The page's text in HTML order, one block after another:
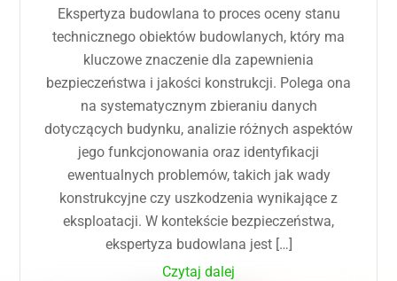
Ekspertyza budowlana to proces oceny stanu
technicznego obiektów budowlanych, który ma
kluczowe znaczenie dla zapewnienia
bezpieczeństwa i jakości konstrukcji. Polega ona
na systematycznym zbieraniu danych
dotyczących budynku, analizie różnych aspektów
jego funkcjonowania oraz identyfikacji
ewentualnych problemów, takich jak wady
konstrukcyjne czy uszkodzenia wynikające z
eksploatacji. W kontekście bezpieczeństwa,
ekspertyza budowlana jest […]
Czytaj dalej